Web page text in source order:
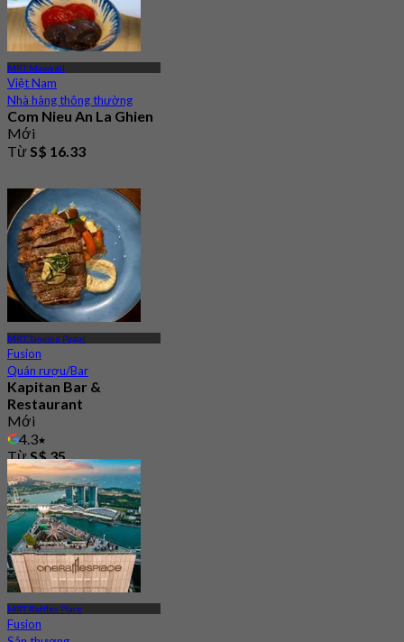
MRT Maxwell
Việt Nam
Nhà hàng thông thường
Com Nieu An La Ghien
Mới
Từ S$ 16.33
MRT Tanjong Pagar
Fusion
Quán rượu/Bar
Kapitan Bar &
Restaurant
Mới
4.3
TừS$ 35
MRT Raffles Place
Fusion